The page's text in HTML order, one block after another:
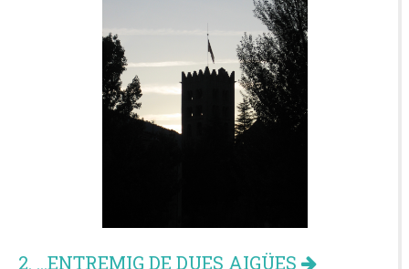
2. ...ENTREMIG DE DUES AIGÜES